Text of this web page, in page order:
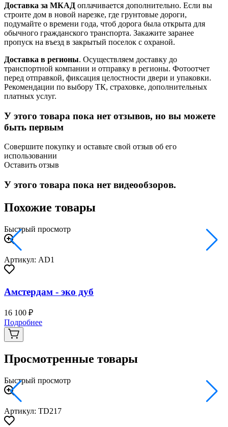
Доставка за МКАД оплачивается дополнительно. Если вы
строите дом в новой нарезке, где грунтовые дороги,
подумайте о времени года, чтоб дорога была открыта для
обычного гражданского транспорта. Закажите заранее
пропуск на въезд в закрытый поселок с охраной.
Доставка в регионы. Осуществляем доставку до
транспортной компании и отправку в регионы. Фотоотчет
перед отправкой, фиксация целостности двери и упаковки.
Рекомендации по выбору ТК, страховке, дополнительных
платных услуг.
У этого товара пока нет отзывов, но вы можете
быть первым
Совершите покупку и оставьте свой отзыв об его
использовании
Оставить отзыв
У этого товара пока нет видеообзоров.
Похожие товары
Быстрый просмотр
Артикул: AD1
Амстердам - эко дуб
16 100 ₽
Подробнее
Просмотренные товары
Быстрый просмотр
Артикул: TD217